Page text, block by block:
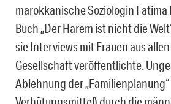
marokkanische Soziologin
Buch „Der Harem ist nicht die
sie Interviews mit Frauen aus
Gesellschaft veröffentlichte.
Ablehnung der